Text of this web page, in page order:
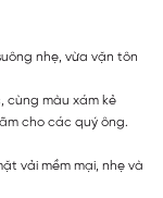
nhẹ, vừa vặn tôn
cùng màu xám kẻ
cho các quý ông.
vải mềm mại, nhẹ và